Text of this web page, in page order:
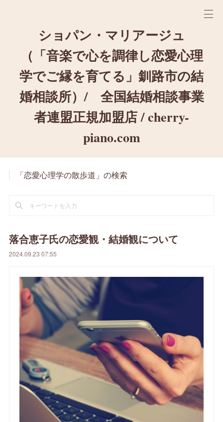
ショパン・マリアージュ
（「音楽で心を調律し恋愛心理
学でご縁を育てる」釧路市の結
婚相談所）/ 全国結婚相談事業
者連盟正規加盟店 / cherry-
piano.com
「恋愛心理学の散歩道」の検索
落合恵子氏の恋愛観・結婚観について
2024.09.23 07:55